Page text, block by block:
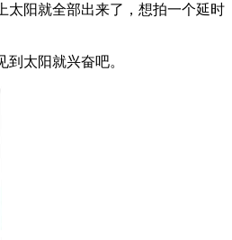
太阳就全部出来了，想拍一个延时
太阳就兴奋吧。